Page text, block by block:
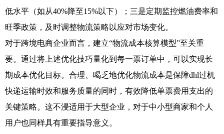
低水平（如从40%降至15%以下）；三是定期监控燃油费率和
旺季政策，及时调整物流策略以应对市场变化。
对于跨境电商企业而言，建立“物流成本核算模型”至关重
要。通过将上述优化技巧量化到每一票订单中，可以实现长
期成本优化目标。合理、喝乏地优化物流成本是保障dhl过机
快递运输时效和服务质量的同时，有效降低单票费用支出的
关键策略。这不浸适用于大型企业，对于中小型商家和个人
用户也同样具有重要指导意义。